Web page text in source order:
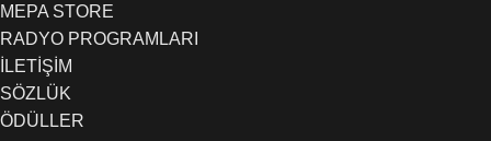
MEPA STORE
RADYO PROGRAMLARI
İLETİŞİM
SÖZLÜK
ÖDÜLLER